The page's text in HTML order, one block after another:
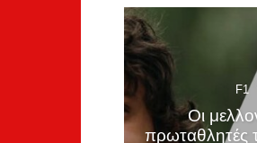
F1
Οι
πρωταθλητές